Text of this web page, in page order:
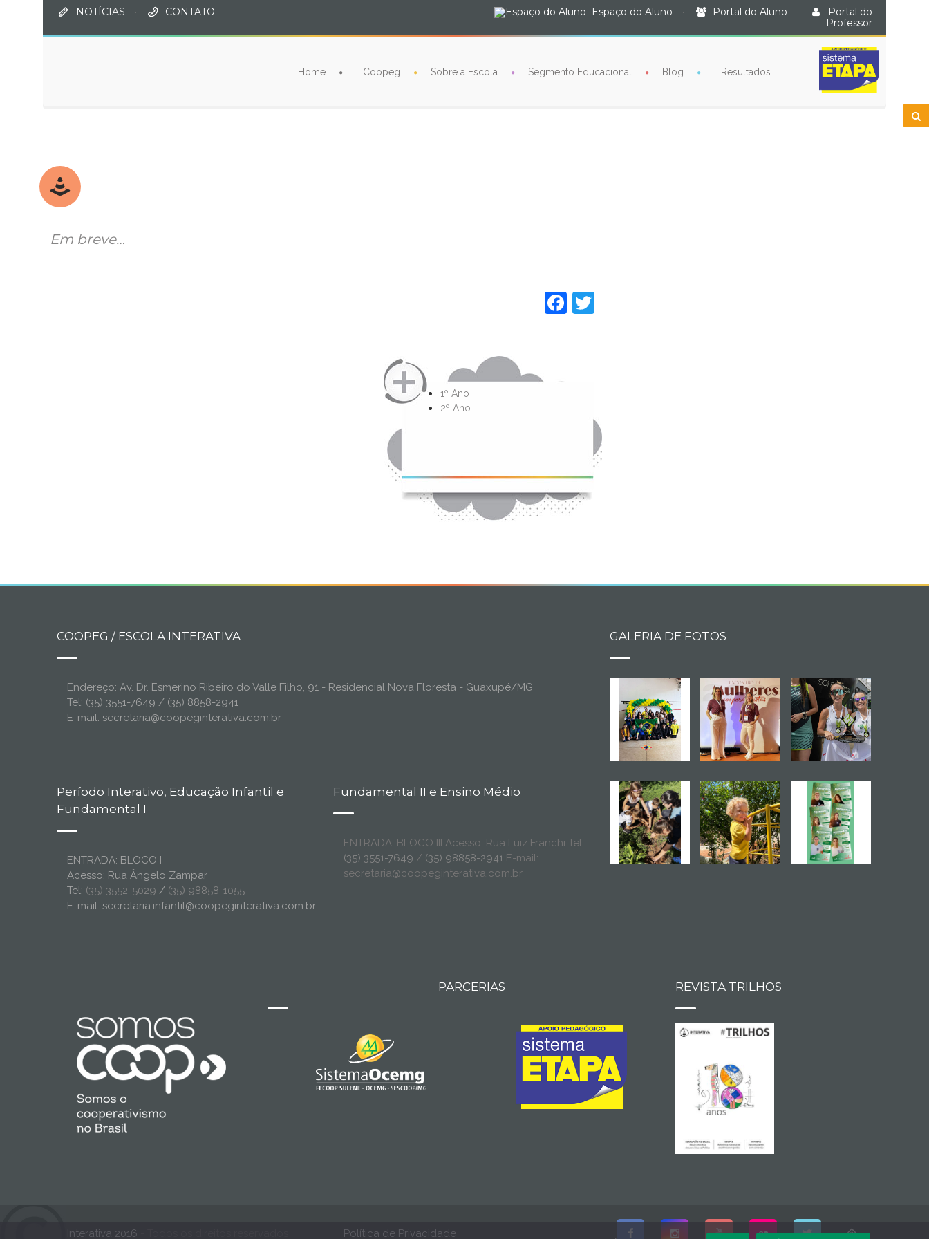
NOTÍCIAS · CONTATO Espaço do Aluno · Portal do Aluno ·
Portal do
Professor
Home Coopeg Sobre a Escola Segmento Educacional Blog Resultados
Em breve…
Facebook
Twitter
1º Ano
2º Ano
COOPEG / ESCOLA INTERATIVA
Endereço: Av. Dr. Esmerino Ribeiro do Valle Filho, 91 - Residencial Nova Floresta - Guaxupé/MG
Tel: (35) 3551-7649 / (35) 8858-2941
E-mail: secretaria@coopeginterativa.com.br
Período Interativo, Educação Infantil e
Fundamental I
ENTRADA: BLOCO I
Acesso: Rua Ângelo Zampar
Tel: (35) 3552-5029 / (35) 98858-1055
E-mail: secretaria.infantil@coopeginterativa.com.br
Fundamental II e Ensino Médio
ENTRADA: BLOCO III Acesso: Rua Luiz Franchi Tel:
(35) 3551-7649 / (35) 98858-2941E-mail:
secretaria@coopeginterativa.com.br
GALERIA DE FOTOS
PARCERIAS REVISTA TRILHOS
Interativa 2016 Política de Privacidade